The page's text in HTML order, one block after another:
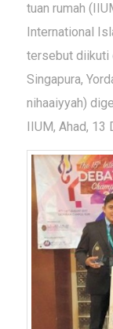
tuan rumah
International
tersebut diikuti
Singapura,
nihaaiyyah)
IIUM, Ahad, 13